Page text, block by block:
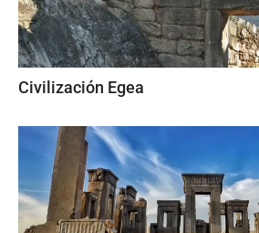
Civilización Egea